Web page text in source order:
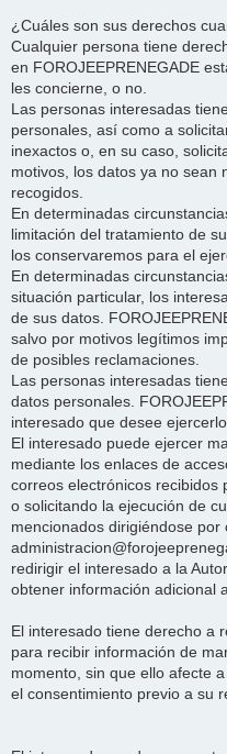
¿Cuáles son sus derechos
Cualquier persona tiene
en FOROJEEPRENEGADE
les concierne, o no.
Las personas interesadas
personales, así como a
inexactos o, en su caso,
motivos, los datos ya no sean
recogidos.
En determinadas
limitación del tratamiento de
los conservaremos para el
En determinadas
situación particular, los
de sus datos.
salvo por motivos legítimos
de posibles reclamaciones.
Las personas interesadas
datos personales.
interesado que desee ejercerlo.
El interesado puede ejercer
mediante los enlaces de
correos electrónicos recibidos
o solicitando la ejecución de
mencionados dirigiéndose por
redirigir el interesado a la
obtener información adicional
El interesado tiene derecho a
para recibir información de
momento, sin que ello afecte
el consentimiento previo a su